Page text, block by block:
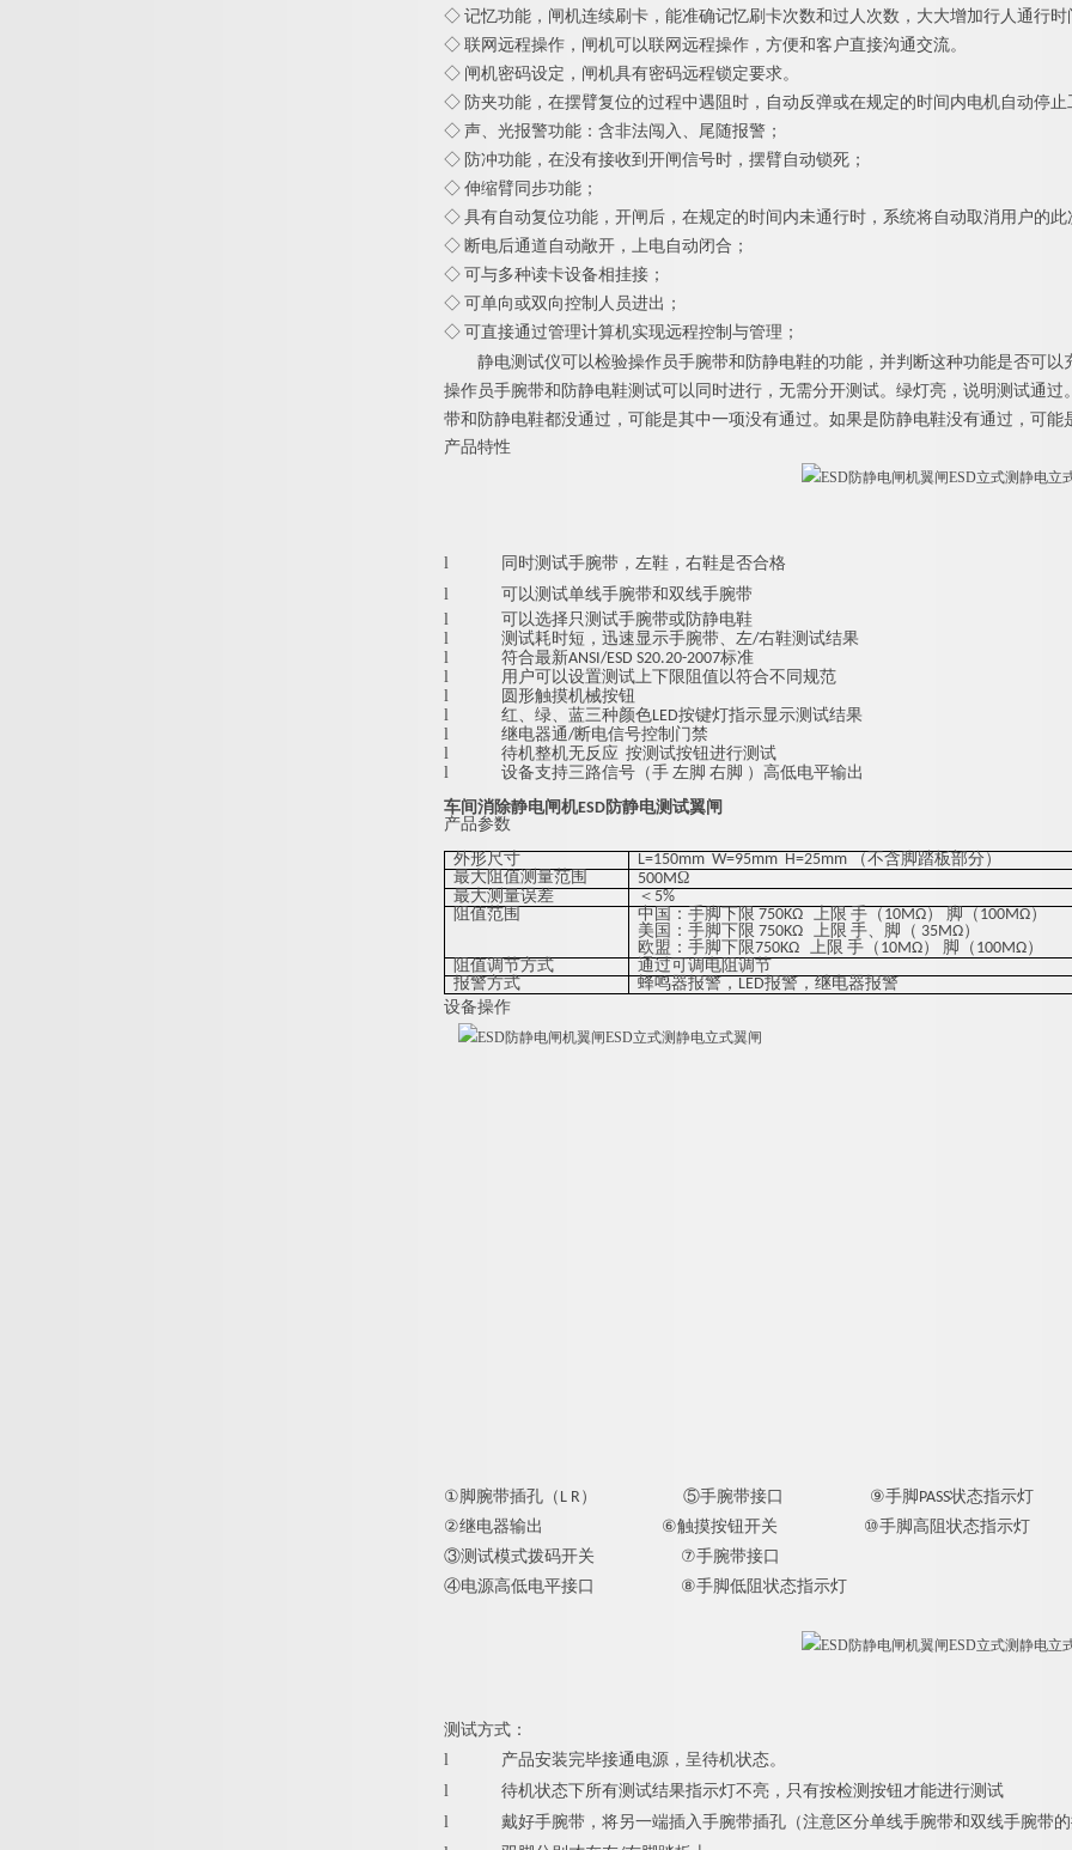
◇ 记忆功能，闸机连续刷卡，能准确记忆刷卡次数和过人次数，大大增加行人通行时
◇ 联网远程操作，闸机可以联网远程操作，方便和客户直接沟通交流。
◇ 闸机密码设定，闸机具有密码远程锁定要求。
◇ 防夹功能，在摆臂复位的过程中遇阻时，自动反弹或在规定的时间内电机自动停止
◇ 声、光报警功能：含非法闯入、尾随报警；
◇ 防冲功能，在没有接收到开闸信号时，摆臂自动锁死；
◇ 伸缩臂同步功能；
◇ 具有自动复位功能，开闸后，在规定的时间内未通行时，系统将自动取消用户的
◇ 断电后通道自动敞开，上电自动闭合；
◇ 可与多种读卡设备相挂接；
◇ 可单向或双向控制人员进出；
◇ 可直接通过管理计算机实现远程控制与管理；
静电测试仪可以检验操作员手腕带和防静电鞋的功能，并判断这种功能是否可
操作员手腕带和防静电鞋测试可以同时进行，无需分开测试。绿灯亮，说明测试通
带和防静电鞋都没通过，可能是其中一项没有通过。如果是防静电鞋没有通过，可
产品特性
l
同时测试手腕带，左鞋，右鞋是否合格
l
可以测试单线手腕带和双线手腕带
l
可以选择只测试手腕带或防静电鞋
l
测试耗时短，迅速显示手腕带、左/右鞋测试结果
l
符合最新ANSI/ESD S20.20-2007标准
l
用户可以设置测试上下限阻值以符合不同规范
l
圆形触摸机械按钮
l
红、绿、蓝三种颜色LED按键灯指示显示测试结果
l
继电器通/断电信号控制门禁
l
待机整机无反应 按测试按钮进行测试
l
设备支持三路信号（手 左脚 右脚 ）高低电平输出
车间消除静电闸机ESD防静电测试翼闸
产品参数
外形尺寸
L=150mm W=95mm H=25mm （不含脚踏板部分）
最大阻值测量范围
500MΩ
最大测量误差
＜5%
阻值范围
中国：手脚下限 750KΩ 上限 手（10MΩ） 脚（100MΩ）
美国：手脚下限 750KΩ 上限 手、脚（ 35MΩ）
欧盟：手脚下限750KΩ 上限 手（10MΩ） 脚（100MΩ）
阻值调节方式
通过可调电阻调节
报警方式
蜂鸣器报警，LED报警，继电器报警
设备操作
①脚腕带插孔（L R） ⑤手腕带接口 ⑨手脚PASS状态指示灯
②继电器输出 ⑥触摸按钮开关 ⑩手脚高阻状态指示灯
③测试模式拨码开关 ⑦手腕带接口
④电源高低电平接口 ⑧手脚低阻状态指示灯
测试方式：
l
产品安装完毕接通电源，呈待机状态。
l
待机状态下所有测试结果指示灯不亮，只有按检测按钮才能进行测试
l
戴好手腕带，将另一端插入手腕带插孔（注意区分单线手腕带和双线手腕带